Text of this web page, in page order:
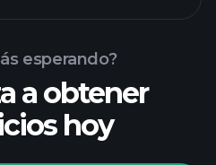
Tournaments
esperando?
a obtener
hoy